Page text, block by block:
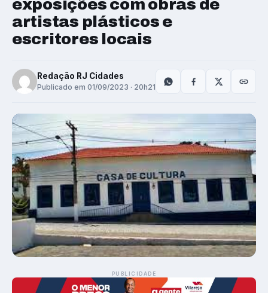
exposições com obras de
artistas plásticos e
escritores locais
Redação RJ Cidades
Publicado em 01/09/2023 · 20h21
PUBLICIDADE